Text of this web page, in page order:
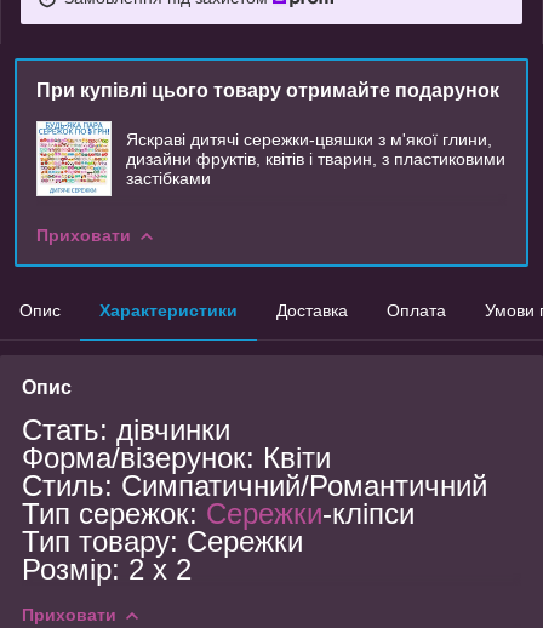
При купівлі цього товару отримайте подарунок
Яскраві дитячі сережки-цвяшки з м'якої глини,
дизайни фруктів, квітів і тварин, з пластиковими
застібками
Приховати
Опис Характеристики Доставка Оплата Умови
Опис
Стать: дівчинки
Форма/візерунок: Квіти
Стиль: Симпатичний/Романтичний
Тип сережок: Сережки-кліпси
Тип товару: Сережки
Розмір: 2 x 2
Приховати